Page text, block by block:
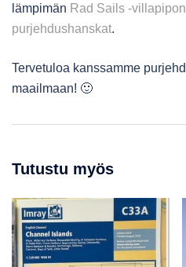
lämpimän Rad Sails -villapipon
purjehdushanskat.
Tervetuloa kanssamme
maailmaan! 🙂
Tutustu myös